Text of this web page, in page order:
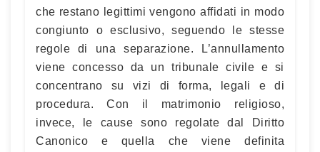
che restano legittimi vengono affidati in modo
congiunto o esclusivo, seguendo le stesse
regole di una separazione. L’annullamento
viene concesso da un tribunale civile e si
concentrano su vizi di forma, legali e di
procedura. Con il matrimonio religioso,
invece, le cause sono regolate dal Diritto
Canonico e quella che viene definita